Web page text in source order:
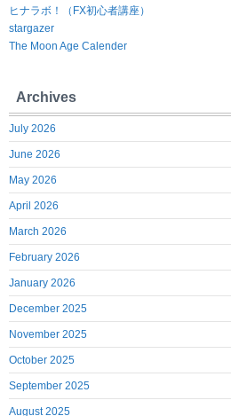
ヒナラボ！（FX初心者講座）
stargazer
The Moon Age Calender
Archives
July 2026
June 2026
May 2026
April 2026
March 2026
February 2026
January 2026
December 2025
November 2025
October 2025
September 2025
August 2025